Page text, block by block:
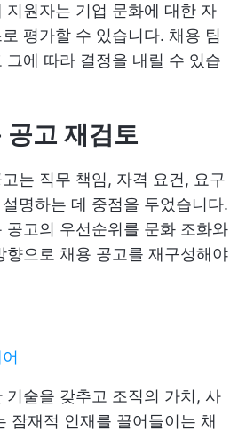
지원자는 기업 문화에 대한 자
평가할 수 있습니다. 채용 팀
그에 따라 결정을 내릴 수 있습
고 재검토
는 직무 책임, 자격 요건, 요구
명하는 데 중점을 두었습니다.
공고의 우선순위를 문화 조화와
향으로 채용 공고를 재구성해야
기술을 갖추고 조직의 가치, 사
잠재적 인재를 끌어들이는 채